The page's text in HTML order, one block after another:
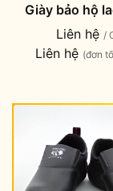
Giày bảo hộ
Liên hệ /
Liên hệ (đơn